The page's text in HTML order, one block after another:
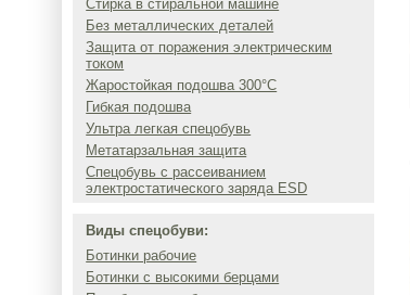
Стирка в стиральной машине
Без металлических деталей
Защита от поражения электрическим
током
Жаростойкая подошва 300°C
Гибкая подошва
Ультра легкая спецобувь
Метатарзальная защита
Спецобувь с рассеиванием
электростатического заряда ESD
Виды спецобуви:
Ботинки рабочие
Ботинки с высокими берцами